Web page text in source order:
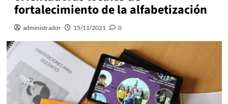
fortalecimiento de la alfabetización
administrador 15/11/2021 0